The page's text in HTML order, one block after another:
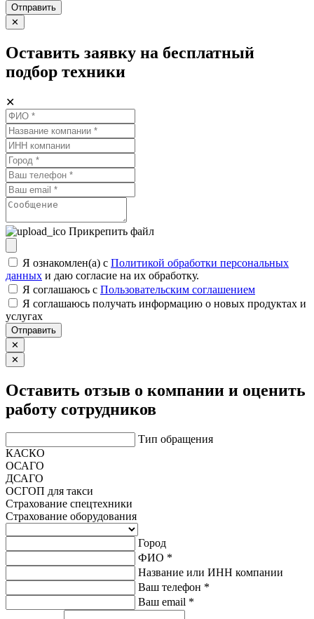
Отправить
✕
Оставить заявку на бесплатный
подбор техники
✕
Прикрепить файл
Я ознакомлен(а) с Политикой обработки персональных
данных и даю согласие на их обработку.
Я соглашаюсь c Пользовательским соглашением
Я соглашаюсь получать информацию о новых продуктах и
услугах
Отправить
✕
✕
Оставить отзыв о компании и оценить
работу сотрудников
Тип обращения
КАСКО
ОСАГО
ДСАГО
ОСГОП для такси
Страхование спецтехники
Страхование оборудования
Город
ФИО *
Название или ИНН компании
Ваш телефон *
Ваш email *